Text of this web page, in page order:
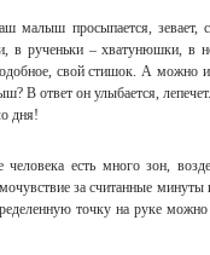
малыш просыпается, зевает,
в рученьки – хватунюшки,
свой стишок. А можно
В ответ он улыбается,
дня!
человека есть много зон,
за считанные
точку на руке